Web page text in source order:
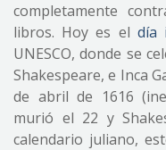
completamente
libros. Hoy es el día
UNESCO, donde se
Shakespeare, e Inca
de abril de 1616
murió el 22 y
calendario juliano,